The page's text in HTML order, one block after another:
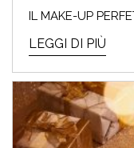
IL MAKE-UP
LEGGI DI PIÙ